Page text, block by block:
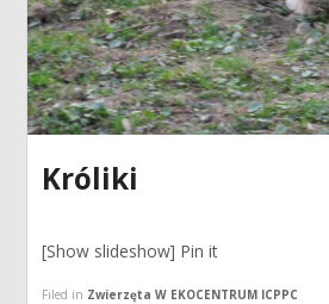
Króliki
[Show slideshow] Pin it
Filed in Zwierzęta W EKOCENTRUM ICPPC